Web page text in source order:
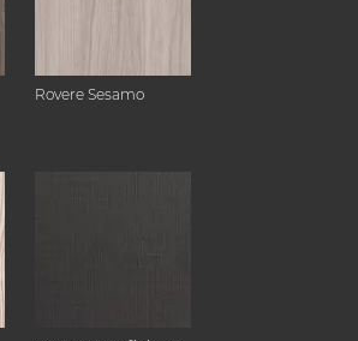
Rovere Sesamo